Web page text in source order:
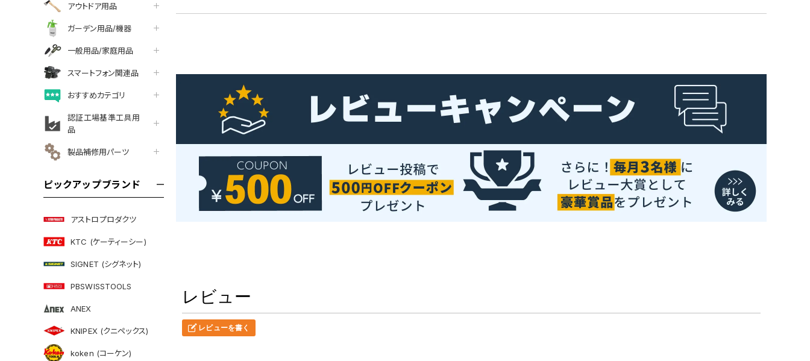
アウトドア用品
ガーデン用品/機器
一般用品/家庭用品
スマートフォン関連品
おすすめカテゴリ
認証工場基準工具用
品
製品補修用パーツ
ピックアップブランド
アストロプロダクツ
KTC (ケーティーシー)
SIGNET (シグネット)
PBSWISSTOOLS
ANEX
KNIPEX (クニペックス)
koken (コーケン)
レビュー
レビューを書く